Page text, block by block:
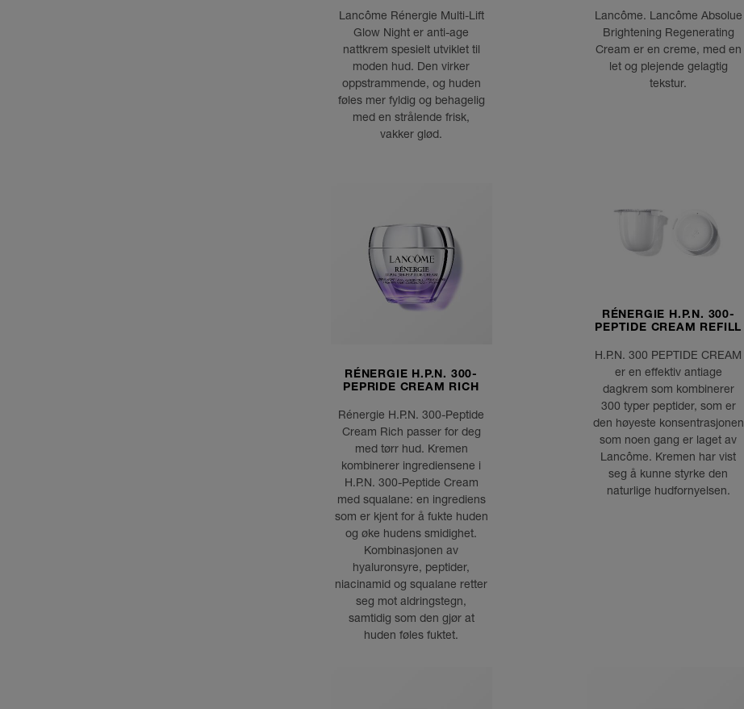
Lancôme Rénergie Multi-Lift
Glow Night er anti-age
nattkrem spesielt utviklet til
moden hud. Den virker
oppstrammende, og huden
føles mer fyldig og behagelig
med en strålende frisk,
vakker glød.
Lancôme. Lancôme Absolue
Brightening Regenerating
Cream er en creme, med en
let og plejende gelagtig
tekstur.
RÉNERGIE H.P.N. 300-
PEPRIDE CREAM RICH
Rénergie H.P.N. 300-Peptide
Cream Rich passer for deg
med tørr hud. Kremen
kombinerer ingrediensene i
H.P.N. 300-Peptide Cream
med squalane: en ingrediens
som er kjent for å fukte huden
og øke hudens smidighet.
Kombinasjonen av
hyaluronsyre, peptider,
niacinamid og squalane retter
seg mot aldringstegn,
samtidig som den gjør at
huden føles fuktet.
RÉNERGIE H.P.N. 300-
PEPTIDE CREAM REFILL
H.P.N. 300 PEPTIDE CREAM
er en effektiv antiage
dagkrem som kombinerer
300 typer peptider, som er
den høyeste konsentrasjonen
som noen gang er laget av
Lancôme. Kremen har vist
seg å kunne styrke den
naturlige hudfornyelsen.